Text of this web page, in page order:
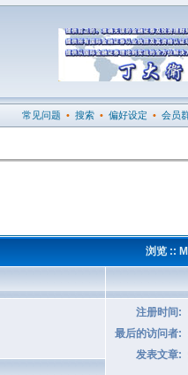
常见问题 • 搜索 • 偏好设定 • 会员
浏览 ::
注册时间:
最后的访问者:
发表文章: